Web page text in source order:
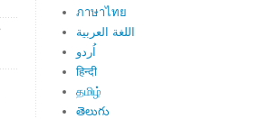
ภาษาไทย
اللغة العربية
اُردو
हिन्दी
தமிழ்
తెలుగు